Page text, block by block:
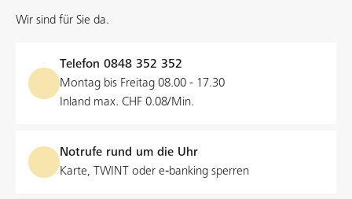
Wir sind für Sie da.
Telefon 0848 352 352
Montag bis Freitag 08.00 - 17.30
Inland max. CHF 0.08/Min.
Notrufe rund um die Uhr
Karte, TWINT oder e‑banking sperren